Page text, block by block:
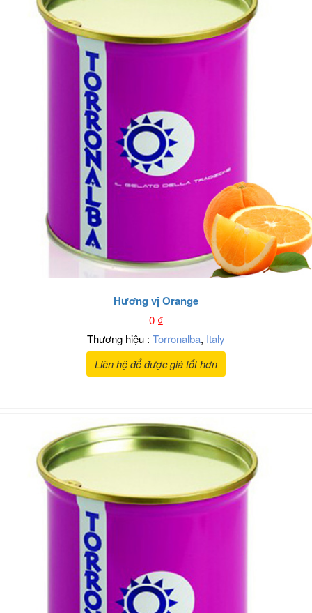
Hương vị Orange
0₫
Thương hiệu : Torronalba, Italy
Liên hệ để được giá tốt hơn